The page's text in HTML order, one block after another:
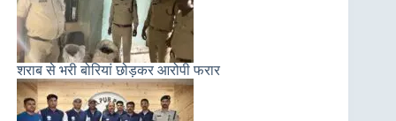
शराब से भरी बोरियां छोड़कर आरोपी फरार